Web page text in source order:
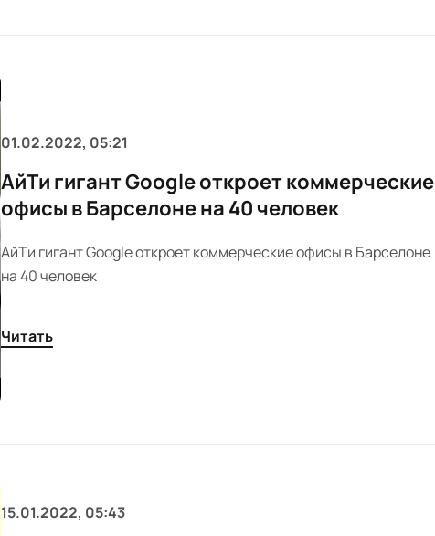
01.02.2022, 05:21
АйТи гигант Google откроет коммерческие
офисы в Барселоне на 40 человек
АйТи гигант Google откроет коммерческие офисы в Барселоне
на 40 человек
Читать
15.01.2022, 05:43